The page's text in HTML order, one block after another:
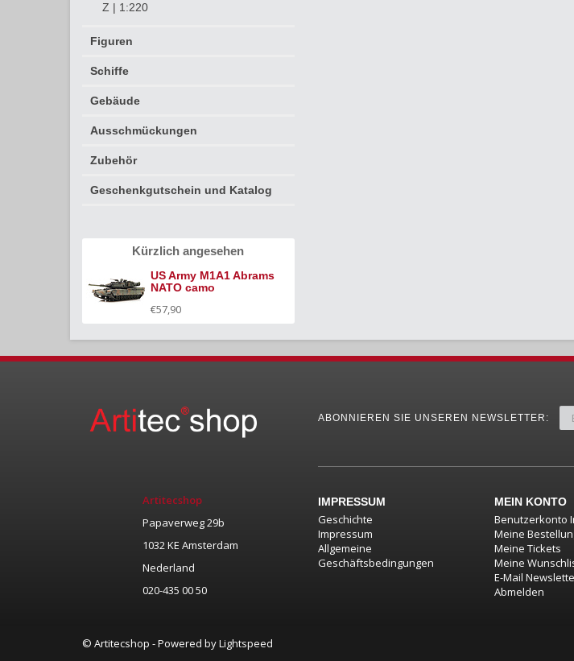
Z | 1:220
Figuren
Schiffe
Gebäude
Ausschmückungen
Zubehör
Geschenkgutschein und Katalog
Kürzlich angesehen
US Army M1A1 Abrams
NATO camo
€57,90
Artitecshop
Papaverweg 29b
1032 KE Amsterdam
Nederland
020-435 00 50
ABONNIEREN SIE UNSEREN NEWSLETTER:
IMPRESSUM
Geschichte
Impressum
Allgemeine
Geschäftsbedingungen
MEIN KONTO
Benutzerkonto
Meine
Meine Tickets
Meine
E-Mail
Abmelden
© Artitecshop - Powered byLightspeed